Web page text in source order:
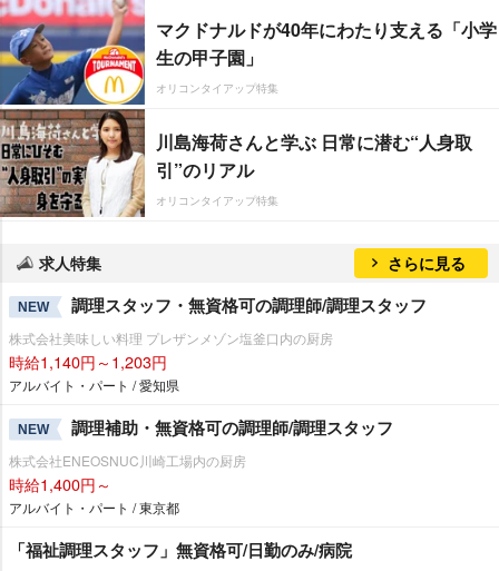
マクドナルドが40年にわたり支える「小学
生の甲子園」
オリコンタイアップ特集
川島海荷さんと学ぶ 日常に潜む“人身取
引”のリアル
オリコンタイアップ特集
求人特集 さらに見る
NEW 調理スタッフ・無資格可の調理師/調理スタッフ
株式会社美味しい料理 プレザンメゾン塩釜口内の厨房
時給1,140円～1,203円
アルバイト・パート / 愛知県
NEW 調理補助・無資格可の調理師/調理スタッフ
株式会社ENEOSNUC川崎工場内の厨房
時給1,400円～
アルバイト・パート / 東京都
「福祉調理スタッフ」無資格可/日勤のみ/病院